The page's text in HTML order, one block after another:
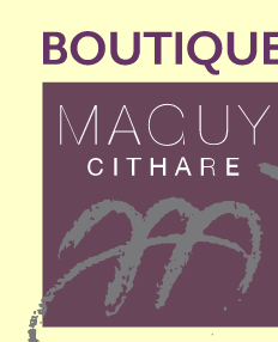
Aller
navigation
Aller
contenu